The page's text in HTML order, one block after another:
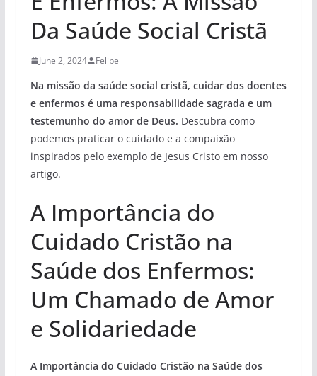
Da Saúde Social Cristã
June 2, 2024 Felipe
Na missão da saúde social cristã, cuidar dos doentes
e enfermos é uma responsabilidade sagrada e um
testemunho do amor de Deus. Descubra como
podemos praticar o cuidado e a compaixão
inspirados pelo exemplo de Jesus Cristo em nosso
artigo.
A Importância do
Cuidado Cristão na
Saúde dos Enfermos:
Um Chamado de Amor
e Solidariedade
A Importância do Cuidado Cristão na Saúde dos